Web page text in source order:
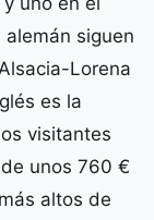
siguen
Lorena
es la
visitantes
unos 760 €
altos de